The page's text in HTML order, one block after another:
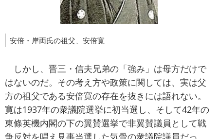
安倍・岸両氏の祖父、安倍寛
しかし、晋三・信夫兄弟の「強み」は母方だけで
はないのだ。その考え方や政策に関しては、実は父
方の祖父である安倍寛の存在を抜きには語れない。
寛は1937年の衆議院選挙に初当選し、そして42年の
東條英機内閣の下の翼賛選挙で非翼賛議員として戦
争反対を唱え見事当選した気骨の衆議院議員だっ